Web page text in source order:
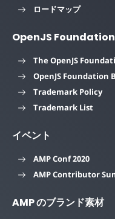
ロードマップ
OpenJS Foundation
The OpenJS
OpenJS Foundation
Trademark Policy
Trademark List
イベント
AMP Conf 2020
AMP Contributor
AMP のブランド素材